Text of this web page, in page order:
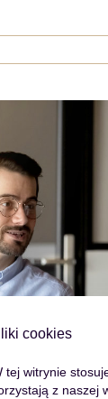
cookies
tej witrynie
z naszej